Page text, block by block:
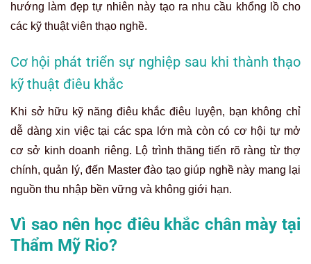
hướng làm đẹp tự nhiên này tạo ra nhu cầu khổng lồ cho
các kỹ thuật viên thạo nghề.
Cơ hội phát triển sự nghiệp sau khi thành thạo
kỹ thuật điêu khắc
Khi sở hữu kỹ năng điêu khắc điêu luyện, bạn không chỉ
dễ dàng xin việc tại các spa lớn mà còn có cơ hội tự mở
cơ sở kinh doanh riêng. Lộ trình thăng tiến rõ ràng từ thợ
chính, quản lý, đến Master đào tạo giúp nghề này mang lại
nguồn thu nhập bền vững và không giới hạn.
Vì sao nên học điêu khắc chân mày tại
Thẩm Mỹ Rio?